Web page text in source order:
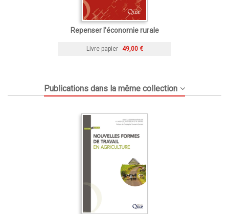
Repenser l'économie rurale
Livre papier 49,00 €
Publications dans la même collection